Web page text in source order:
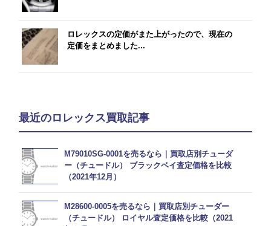
ロレックスの定価がまた上がったので、現在の
定価をまとめました...
最近のロレックス買取記事
M79010SG-0001を売るなら｜買取店別チューダ
ー（チュードル） ブラックベイ査定価格を比較
（2021年12月）
M28600-0005を売るなら｜買取店別チューダー
（チュードル） ロイヤル査定価格を比較（2021